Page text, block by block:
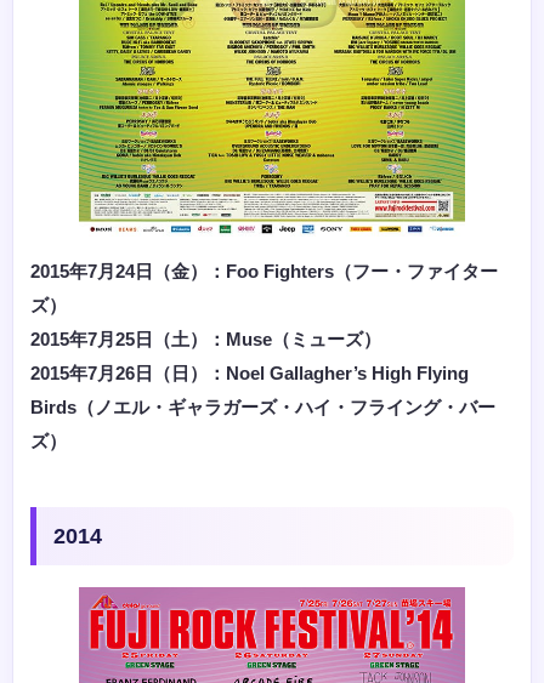
2015年7月24日（金）：Foo Fighters（フー・ファイター
ズ）
2015年7月25日（土）：Muse（ミューズ）
2015年7月26日（日）：Noel Gallagher’s High Flying
Birds（ノエル・ギャラガーズ・ハイ・フライング・バー
ズ）
2014